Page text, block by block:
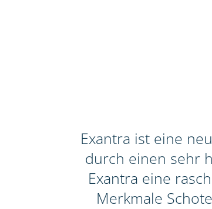
Exantra ist eine
durch einen sehr
Exantra eine
Merkmale